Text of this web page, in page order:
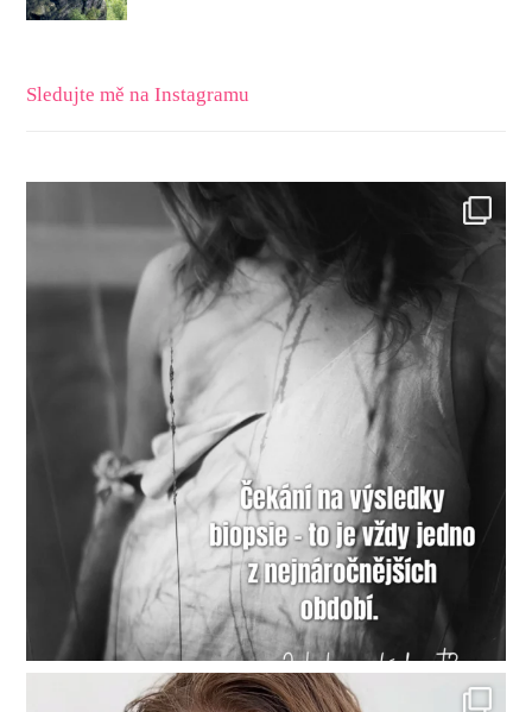
Sledujte mě na Instagramu